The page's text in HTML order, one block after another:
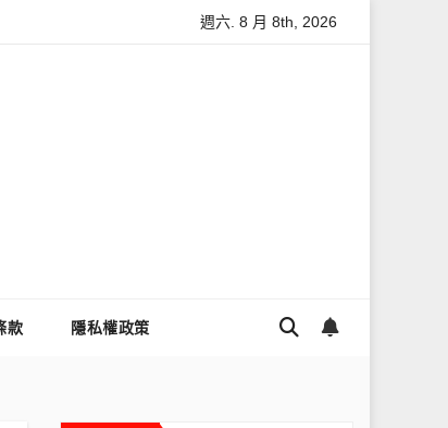
流量變多？高效提升流量的完整教學
週六. 8 月 8th, 2026
款 隱私權政策